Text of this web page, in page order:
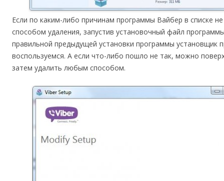
Если по каким-либо причинам программы Вайбер в списке
способом удаления, запустив установочный файл
правильной предыдущей установки программы
воспользуемся. А если что-либо пошло не так, можно
затем удалить любым способом.